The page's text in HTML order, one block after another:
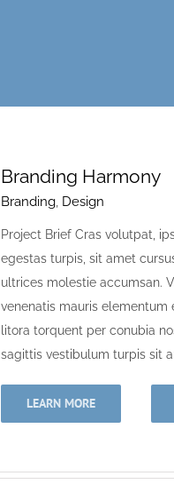
Branding Harmony
Branding, Design
Project Brief Cras volutpat,
egestas turpis, sit amet
ultrices molestie accumsan.
venenatis mauris
litora torquent per conubia
sagittis vestibulum turpis sit
LEARN MORE